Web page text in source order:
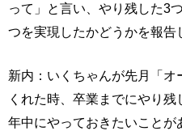
って」と言い、やり残した3
つを実現したかどうかを報告
新内：いくちゃんが先月「
くれた時、卒業までにやり
年中にやっておきたいこと